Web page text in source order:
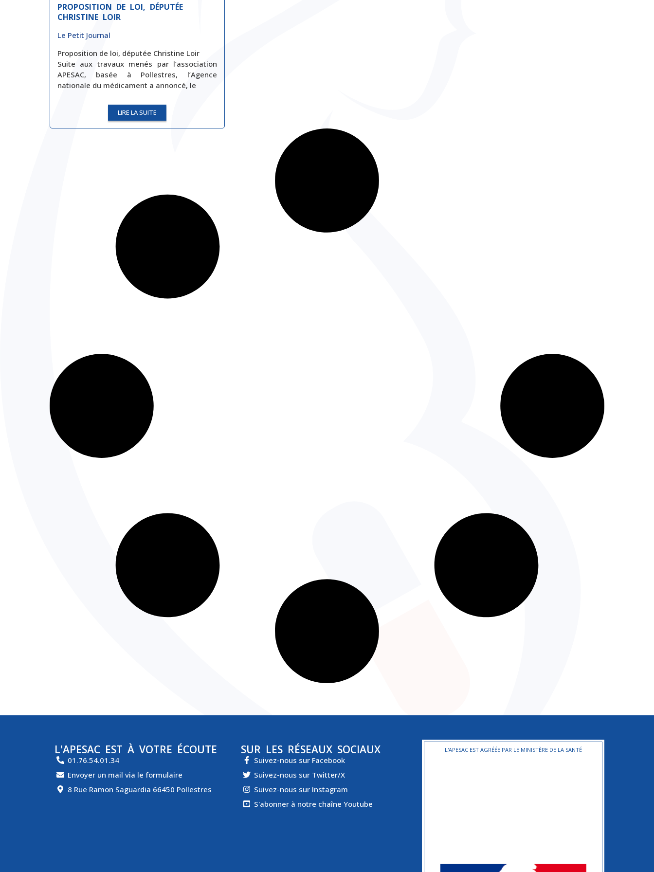
PROPOSITION DE LOI, DÉPUTÉE
CHRISTINE LOIR
Le Petit Journal
Proposition de loi, députée Christine Loir
Suite aux travaux menés par l’association
APESAC, basée à Pollestres, l’Agence
nationale du médicament a annoncé, le
LIRE LA SUITE
L'APESAC EST À VOTRE ÉCOUTE
01.76.54.01.34
Envoyer un mail via le formulaire
8 Rue Ramon Saguardia 66450 Pollestres
SUR LES RÉSEAUX SOCIAUX
Suivez-nous sur Facebook
Suivez-nous sur Twitter/X
Suivez-nous sur Instagram
S'abonner à notre chaîne Youtube
L'APESAC EST AGRÉÉE PAR LE MINISTÈRE DE LA SANTÉ